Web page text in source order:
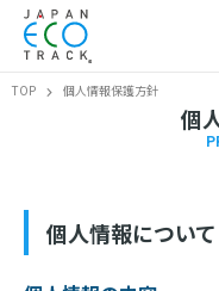
TOP 個人情報保護方針
個
個人情報について